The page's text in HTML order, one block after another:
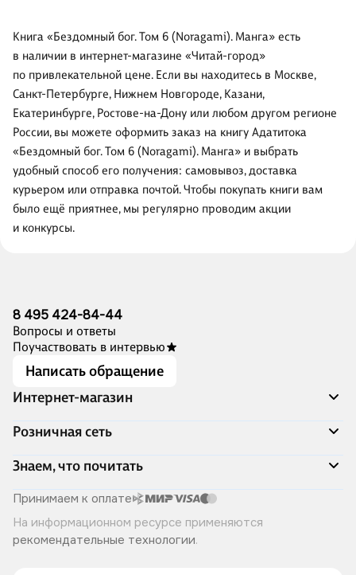
Книга «Бездомный бог. Том 6 (Noragami). Манга» есть
в наличии в интернет-магазине «Читай-город»
по привлекательной цене. Если вы находитесь в Москве,
Санкт-Петербурге, Нижнем Новгороде, Казани,
Екатеринбурге, Ростове-на-Дону или любом другом регионе
России, вы можете оформить заказ на книгу Адатитока
«Бездомный бог. Том 6 (Noragami). Манга» и выбрать
удобный способ его получения: самовывоз, доставка
курьером или отправка почтой. Чтобы покупать книги вам
было ещё приятнее, мы регулярно проводим акции
и конкурсы.
8 495 424-84-44
Вопросы и ответы
Поучаствовать в интервью
Написать обращение
Интернет-магазин
Акции
Доставка и оплата
Программа лояльности
Подарочные сертификаты
Правила продажи
Политика конфиденциальности
Розничная сеть
Адреса магазинов
Книжный Дозор
О компании
Читай-город для бизнеса
Хотите у нас работать?
Знаем, что почитать
Скоро в продаже
Лучшие из лучших
Читай-журнал
Принимаем к оплате
На информационном ресурсе применяются
рекомендательные технологии.